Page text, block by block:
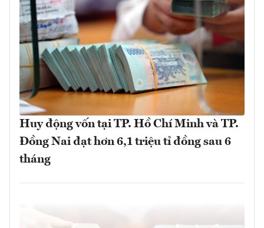
Huy động vốn tại TP. Hồ Chí Minh và TP.
Đồng Nai đạt hơn 6,1 triệu tỉ đồng sau 6
tháng